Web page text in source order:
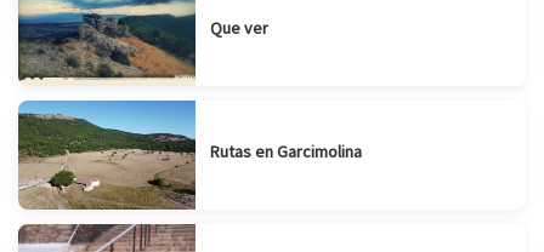
Que ver
Rutas en Garcimolina